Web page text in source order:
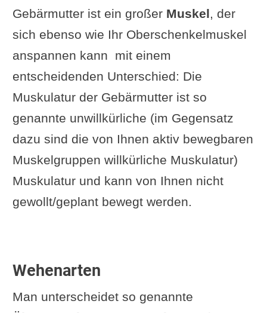
Gebärmutter ist ein großer Muskel, der
sich ebenso wie Ihr Oberschenkelmuskel
anspannen kann  mit einem
entscheidenden Unterschied: Die
Muskulatur der Gebärmutter ist so
genannte unwillkürliche (im Gegensatz
dazu sind die von Ihnen aktiv bewegbaren
Muskelgruppen willkürliche Muskulatur)
Muskulatur und kann von Ihnen nicht
gewollt/geplant bewegt werden.
Wehenarten
Man unterscheidet so genannte